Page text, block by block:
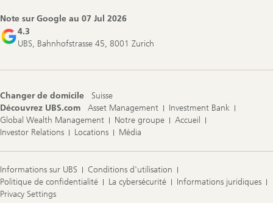
Note sur Google au 07 Jul 2026
4.3
UBS, Bahnhofstrasse 45, 8001 Zurich
Changer de domicile
Suisse
Découvrez UBS.com
Asset Management
Investment Bank
Global Wealth Management
Notre groupe
Accueil
Investor Relations
Locations Média
Informations sur UBS
Conditions d'utilisation
Politique de confidentialité
La cybersécurité
Informations juridiques
Privacy Settings